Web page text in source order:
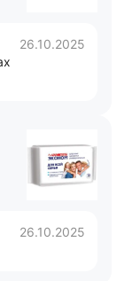
26.10.2025
26.10.2025